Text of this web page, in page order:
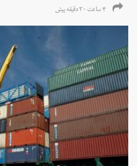
۴ ساعت ۳۰ دقیقه پیش